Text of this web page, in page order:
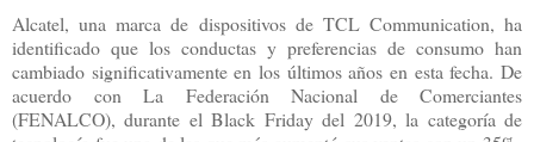
Alcatel, una marca de dispositivos de TCL Communication, ha
identificado que los conductas y preferencias de consumo han
cambiado significativamente en los últimos años en esta fecha. De
acuerdo con La Federación Nacional de Comerciantes
(FENALCO), durante el Black Friday del 2019, la categoría de